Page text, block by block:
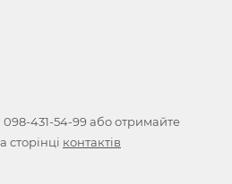
098-431-54-99або отримайте
сторінці контактів